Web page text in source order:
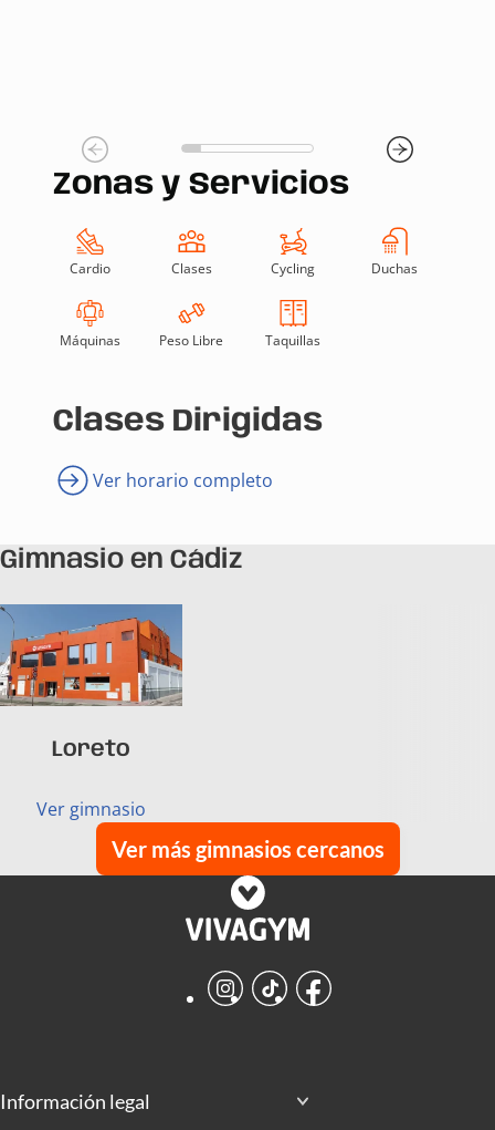
Zonas y Servicios
Cardio Clases Cycling Duchas
Máquinas Peso Libre Taquillas
Clases Dirigidas
Ver horario completo
Gimnasio en Cádiz
Loreto
Ver gimnasio
Ver más gimnasios cercanos
Instagram
TikTokFacebook
Información legal